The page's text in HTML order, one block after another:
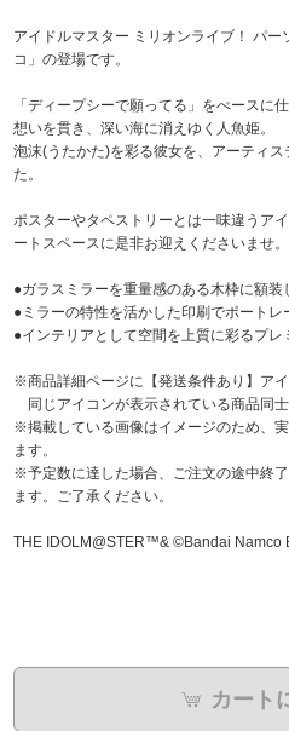
ラブライブ！サンシャイン‼
ラブライブ！スーパースター!!
モフモフパレード
アイドルマスター ミリオンライブ！ パー
コ」の登場です。
「ディープシーで願ってる」をべースに
想いを貫き、深い海に消えゆく人魚姫。
泡沫(うたかた)を彩る彼女を、アーティ
た。
ポスターやタペストリーとは一味違うア
ートスペースに是非お迎えくださいませ。
●ガラスミラーを重量感のある木枠に額
●ミラーの特性を活かした印刷でポート
●インテリアとして空間を上質に彩るプレ
※商品詳細ページに【発送条件あり】ア
同じアイコンが表示されている商品同士
※掲載している画像はイメージのため、
ます。
※予定数に達した場合、ご注文の途中終
ます。ご了承ください。
THE IDOLM@STER™& ©Bandai Namco
カート